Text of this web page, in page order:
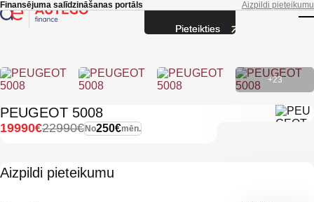
Skip to main content
Finansējuma salīdzināšanas portāls Aizpildi pieteikumu
+23
PEUGEOT 5008
No250€mēn.
22990€
19990€
Aizpildi pieteikumu